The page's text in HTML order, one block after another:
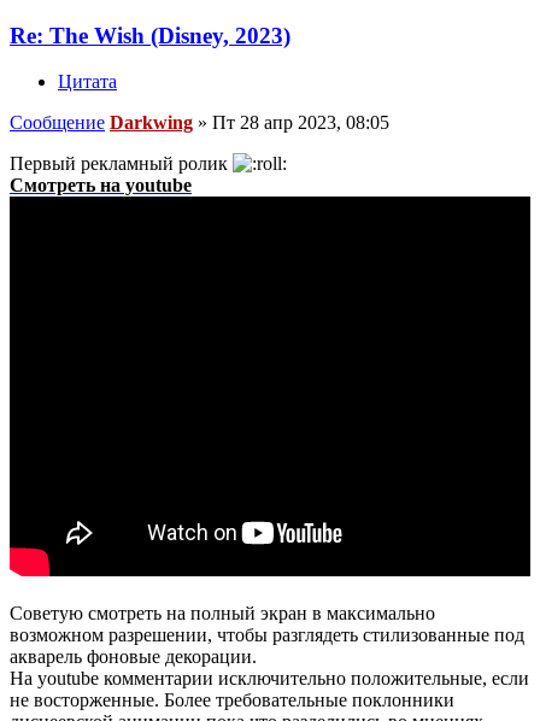
Re: The Wish (Disney, 2023)
Цитата
Сообщение Darkwing » Пт 28 апр 2023, 08:05
Первый рекламный ролик
Смотреть на youtube
Советую смотреть на полный экран в максимально
возможном разрешении, чтобы разглядеть стилизованные под
акварель фоновые декорации.
На youtube комментарии исключительно положительные, если
не восторженные. Более требовательные поклонники